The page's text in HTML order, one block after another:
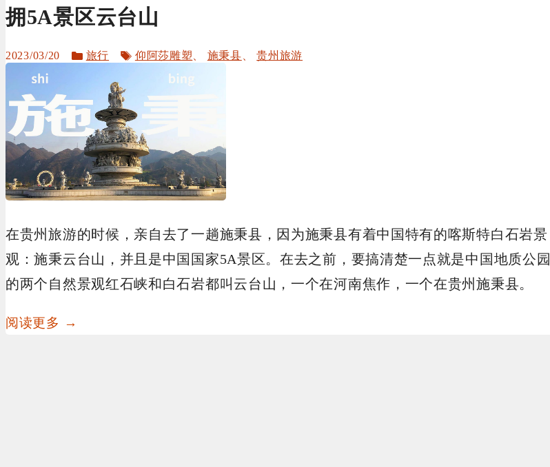
拥5A景区云台山
2023/03/20
分
旅行
标
仰阿莎雕塑 施秉县 、贵州旅游
在贵州旅游的时候，亲自去了一趟施秉县，因为施秉县有着中国特有的喀斯特白石岩景
观：施秉云台山，并且是中国国家5A景区。在去之前，要搞清楚一点就是中国地质公园
的两个自然景观红石峡和白石岩都叫云台山，一个在河南焦作，一个在贵州施秉县。
阅读更多 →